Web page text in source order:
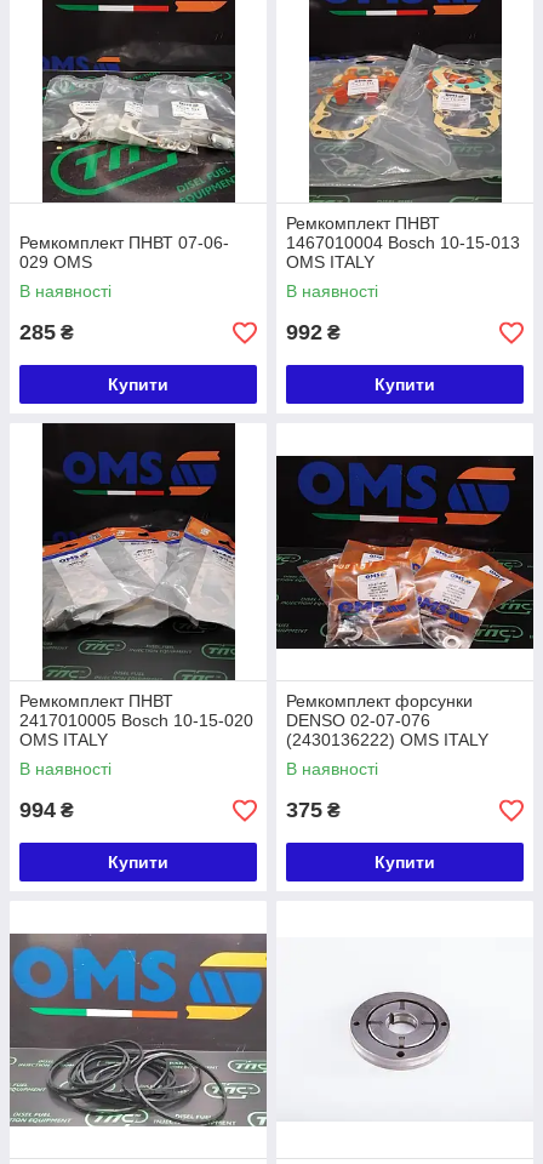
Ремкомплект ПНВТ 07-06-
029 OMS
В наявності
285 ₴
Купити
Ремкомплект ПНВТ
1467010004 Bosch 10-15-013
OMS ITALY
В наявності
992 ₴
Купити
Ремкомплект ПНВТ
2417010005 Bosch 10-15-020
OMS ITALY
В наявності
994 ₴
Купити
Ремкомплект форсунки
DENSO 02-07-076
(2430136222) OMS ITALY
В наявності
375 ₴
Купити